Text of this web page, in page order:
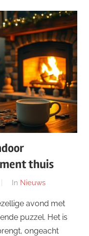
thuis
In Nieuws
avond met
puzzel. Het is
ongeacht